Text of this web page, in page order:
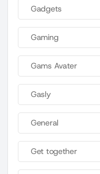
Gadgets
Gaming
Gams Avater
Gasly
General
Get together